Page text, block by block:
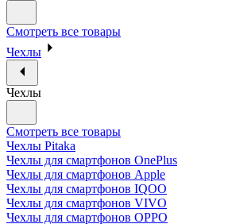
Смотреть все товары
Чехлы
Чехлы
Смотреть все товары
Чехлы Pitaka
Чехлы для смартфонов OnePlus
Чехлы для смартфонов Apple
Чехлы для смартфонов IQOO
Чехлы для смартфонов VIVO
Чехлы для смартфонов OPPO